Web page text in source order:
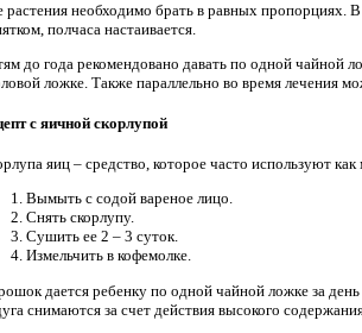
растения необходимо брать в равных пропорциях.
полчаса настаивается.
до года рекомендовано давать по одной чайной
ложке. Также параллельно во время лечения
с яичной скорлупой
яиц – средство, которое часто используют
Вымыть с содой вареное лицо.
Снять скорлупу.
Сушить ее 2 – 3 суток.
Измельчить в кофемолке.
дается ребенку по одной чайной ложке за
снимаются за счет действия высокого